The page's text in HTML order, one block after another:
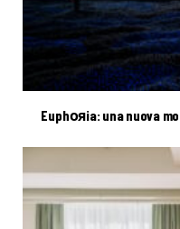
Euphояia: una nuova